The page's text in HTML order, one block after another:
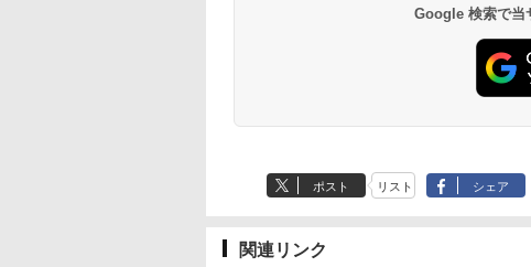
Google 検索で当
ポスト リスト シェア
関連リンク